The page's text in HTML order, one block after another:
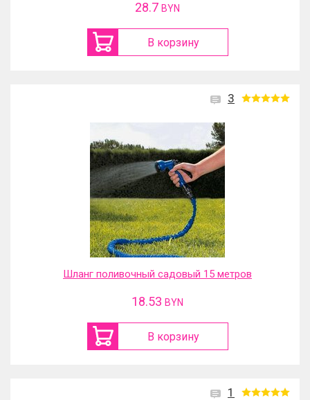
28.7 BYN
В корзину
3
Шланг поливочный садовый 15 метров
18.53 BYN
В корзину
1